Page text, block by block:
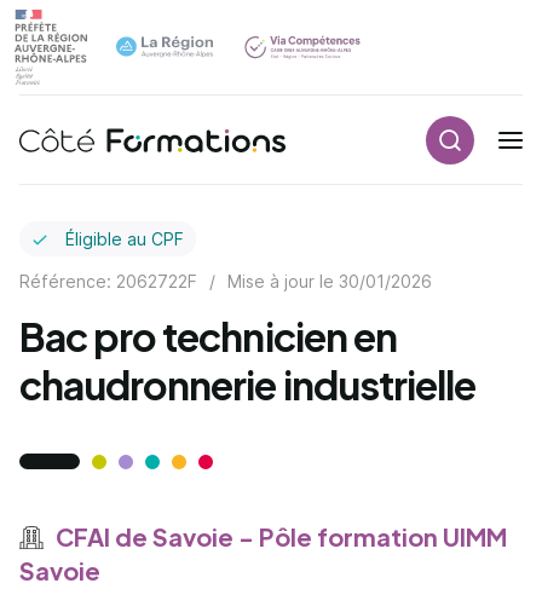
Navigation principale
Éligible au CPF
Référence: 2062722F / Mise à jour le 30/01/2026
Bac pro technicien en
chaudronnerie industrielle
CFAI de Savoie - Pôle formation UIMM
Savoie